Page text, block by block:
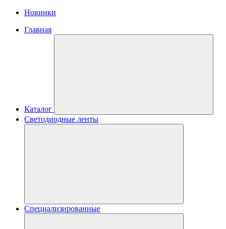
Новинки
Главная
Каталог
Светодиодные ленты
Специализированные